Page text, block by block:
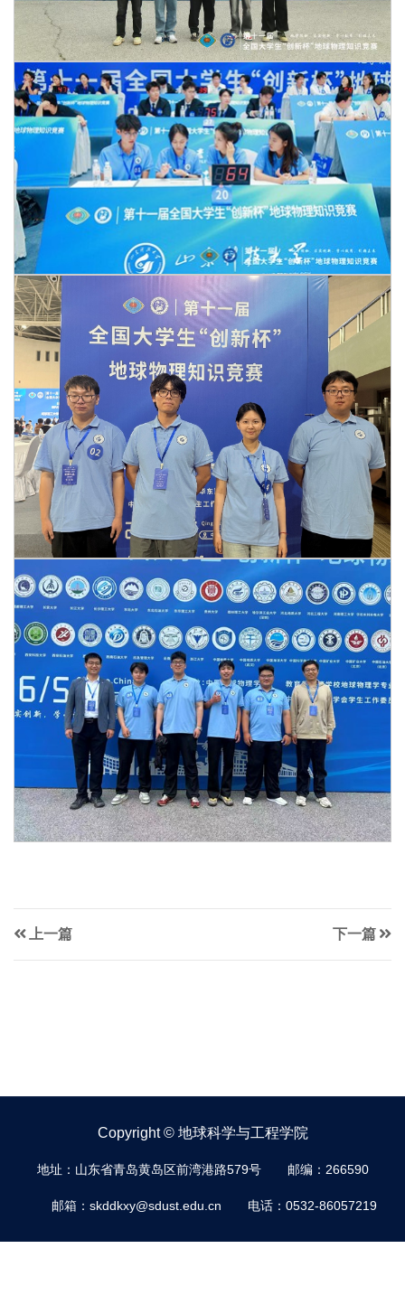
上一篇 下一篇
Copyright © 地球科学与工程学院
地址：山东省青岛黄岛区前湾港路579号 邮编：266590
邮箱：skddkxy@sdust.edu.cn 电话：0532-86057219